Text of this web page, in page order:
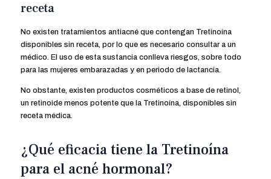
receta
No existen tratamientos antiacné que contengan Tretinoína
disponibles sin receta, por lo que es necesario consultar a un
médico. El uso de esta sustancia conlleva riesgos, sobre todo
para las mujeres embarazadas y en periodo de lactancia.
No obstante, existen productos cosméticos a base de retinol,
un retinoide menos potente que la Tretinoína, disponibles sin
receta médica.
¿Qué eficacia tiene la Tretinoína
para el acné hormonal?